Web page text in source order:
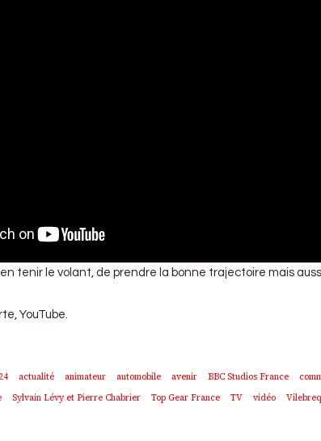
tenir le volant, de prendre la bonne trajectoire mais
YouTube.
actualité animateur automobile avenir BBC Studios France
Sylvain Lévy et Pierre Chabrier Top Gear France TV vidéo